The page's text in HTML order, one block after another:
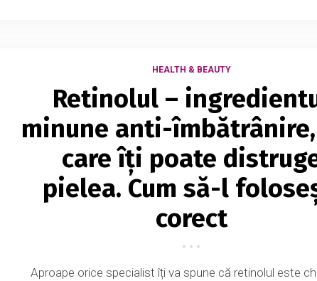
HEALTH & BEAUTY
Retinolul –
minune anti-
care îți poate
pielea. Cum să-l
corect
Aproape orice specialist îți va spune că retinolul este